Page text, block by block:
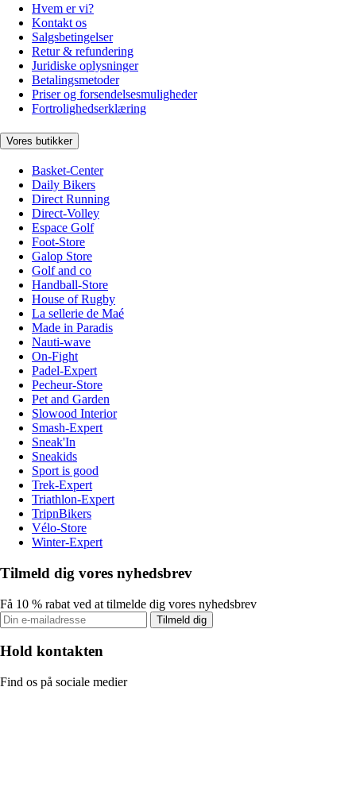
Hvem er vi?
Kontakt os
Salgsbetingelser
Retur & refundering
Juridiske oplysninger
Betalingsmetoder
Priser og forsendelsesmuligheder
Fortrolighedserklæring
Vores butikker
Basket-Center
Daily Bikers
Direct Running
Direct-Volley
Espace Golf
Foot-Store
Galop Store
Golf and co
Handball-Store
House of Rugby
La sellerie de Maé
Made in Paradis
Nauti-wave
On-Fight
Padel-Expert
Pecheur-Store
Pet and Garden
Slowood Interior
Smash-Expert
Sneak'In
Sneakids
Sport is good
Trek-Expert
Triathlon-Expert
TripnBikers
Vélo-Store
Winter-Expert
Tilmeld dig vores nyhedsbrev
Få 10 % rabat ved at tilmelde dig vores nyhedsbrev
Tilmeld dig
Hold kontakten
Find os på sociale medier